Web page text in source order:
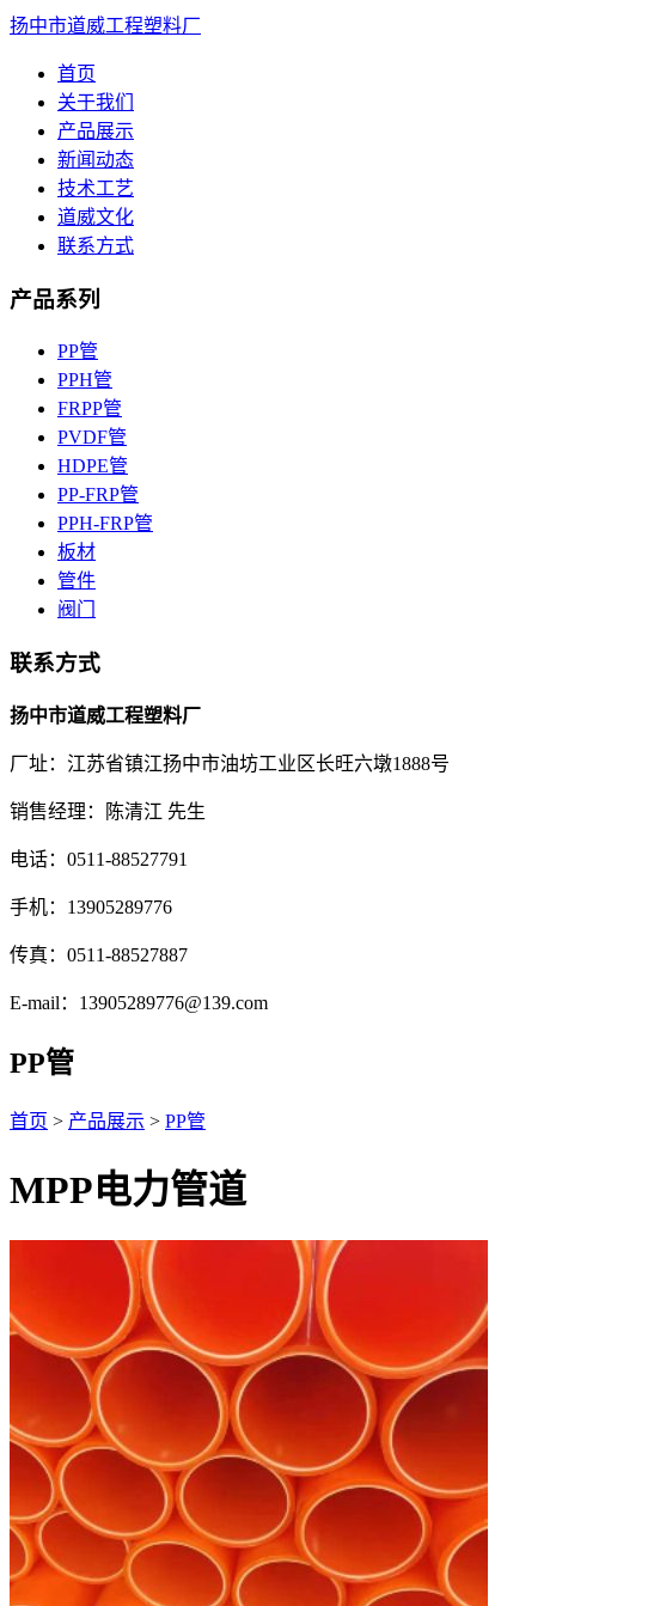
扬中市道威工程塑料厂
首页
关于我们
产品展示
新闻动态
技术工艺
道威文化
联系方式
产品系列
PP管
PPH管
FRPP管
PVDF管
HDPE管
PP-FRP管
PPH-FRP管
板材
管件
阀门
联系方式
扬中市道威工程塑料厂
厂址：江苏省镇江扬中市油坊工业区长旺六墩1888号
销售经理：陈清江 先生
电话：0511-88527791
手机：13905289776
传真：0511-88527887
E-mail：13905289776@139.com
PP管
首页 > 产品展示 > PP管
MPP电力管道